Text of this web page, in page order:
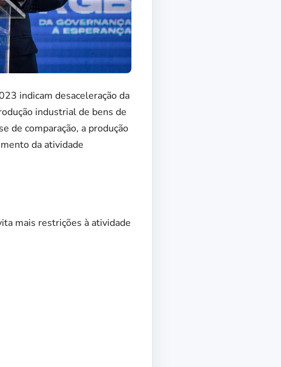
indicam desaceleração da
industrial de bens de
de comparação, a produção
da atividade
mais restrições à atividade